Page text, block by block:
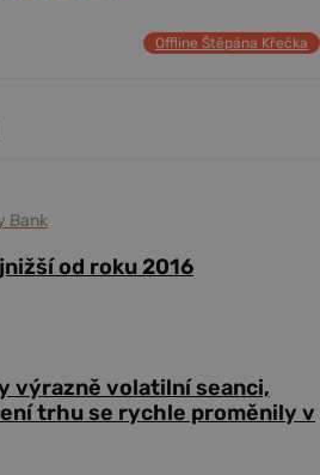
Offline Štěpána Křečka
Bank
od roku 2016
výrazně volatilní seanci,
trhu se rychle proměnily v